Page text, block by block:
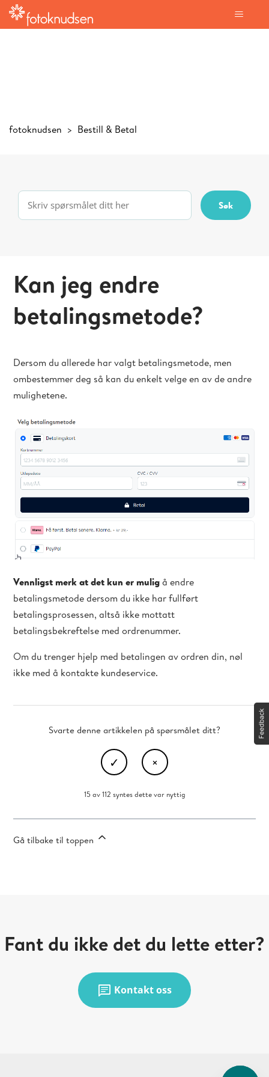
fotoknudsen Bestill & Betal
Kan jeg endre
betalingsmetode?
Dersom du allerede har valgt betalingsmetode, men
ombestemmer deg så kan du enkelt velge en av de andre
mulighetene.
Vennligst merk at det kun er muligå endre
betalingsmetode dersom du ikke har fullført
betalingsprosessen, altså ikke mottatt
betalingsbekreftelse med ordrenummer.
Om du trenger hjelp med betalingen av ordren din, nøl
ikke med å kontakte kundeservice.
Svarte denne artikkelen på spørsmålet ditt?
15 av 112 syntes dette var nyttig
Gå tilbake til toppen
Fant du ikke det du lette etter?
chat Kontakt oss